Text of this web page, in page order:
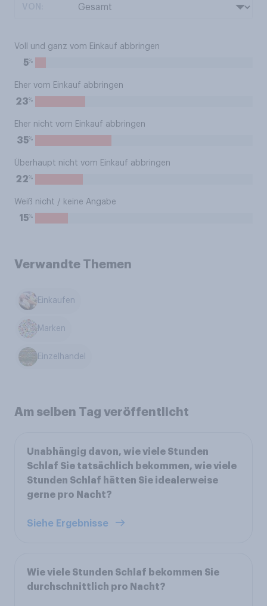
Voll und ganz vom Einkauf abbringen
5%
Eher vom Einkauf abbringen
23%
Eher nicht vom Einkauf abbringen
35%
Überhaupt nicht vom Einkauf abbringen
22%
Weiß nicht / keine Angabe
15%
Verwandte Themen
Einkaufen
Marken
Einzelhandel
Am selben Tag veröffentlicht
Unabhängig davon, wie viele Stunden
Schlaf Sie tatsächlich bekommen, wie viele
Stunden Schlaf hätten Sie idealerweise
gerne pro Nacht?
Siehe Ergebnisse
Wie viele Stunden Schlaf bekommen Sie
durchschnittlich pro Nacht?